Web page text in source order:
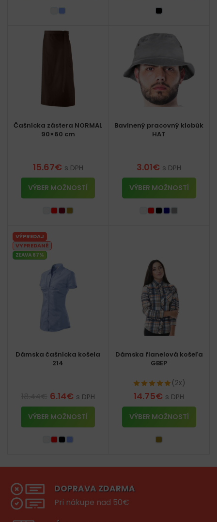
Čašnícka zástera NORMAL
90×60 cm
15.67€ s DPH
VÝBER MOŽNOSTÍ
Bavlnený pracovný klobúk
HAT
3.01€ s DPH
VÝBER MOŽNOSTÍ
VÝPREDAJ
VYPREDANÉ
ZĽAVA 67%
Dámska čašnícka košela
214
6.14€ s DPH
VÝBER MOŽNOSTÍ
Dámska flanelová košeľa
GBEP
(2x)
14.75€ s DPH
VÝBER MOŽNOSTÍ
DOPRAVA ZDARMA
Pri nákupe nad 50€